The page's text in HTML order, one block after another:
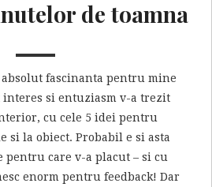
de toamna
fascinanta pentru mine
interes si entuziasm v-a trezit
cu cele 5 idei pentru
si la obiect. Probabil e si asta
care v-a placut – si cu
enorm pentru feedback! Dar